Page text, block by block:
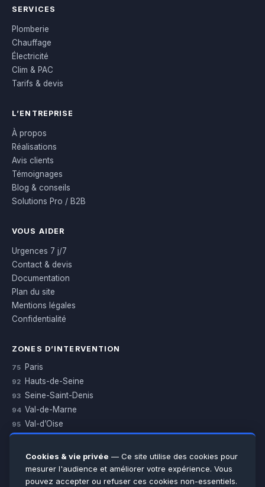
SERVICES
Plomberie
Chauffage
Électricité
Clim & PAC
Tarifs & devis
L’ENTREPRISE
À propos
Réalisations
Avis clients
Témoignages
Blog & conseils
Solutions Pro / B2B
VOUS AIDER
Urgences 7 j/7
Contact & devis
Documentation
Plan du site
Mentions légales
Confidentialité
ZONES D’INTERVENTION
75 Paris
92 Hauts-de-Seine
93 Seine-Saint-Denis
94 Val-de-Marne
95 Val-d’Oise
Essonne
Seine-et-Marne
Voir toutes les villes →
Cookies & vie privée — Ce site utilise des cookies pour
mesurer l'audience et améliorer votre expérience. Vous
pouvez accepter ou refuser ces cookies non-essentiels.